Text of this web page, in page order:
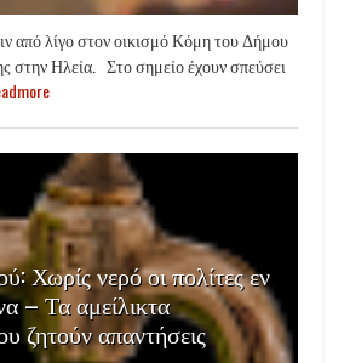
από λίγο στον οικισμό Κόμη του Δήμου
στην Ηλεία. Στο σημείο έχουν σπεύσει
Χωρίς νερό οι πολίτες εν
– Τα αμείλικτα
ζητούν απαντήσεις